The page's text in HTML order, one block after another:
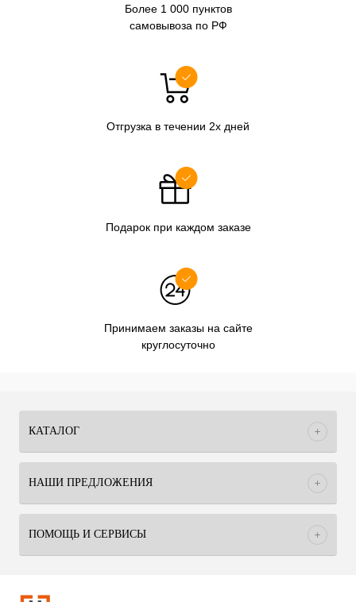
Более 1 000 пунктов
самовывоза по РФ
Отгрузка в течении 2х дней
Подарок при каждом заказе
Принимаем заказы на сайте
круглосуточно
КАТАЛОГ
НАШИ ПРЕДЛОЖЕНИЯ
ПОМОЩЬ И СЕРВИСЫ